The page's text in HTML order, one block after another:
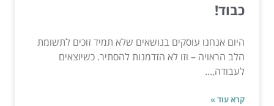
כבוד!
היום אנחנו עוסקים בנושאים שלא תמיד זוכים לתשומת
הלב הראויה – וזו לא הזדמנות להסתיר. כשיוצאים
לעבודה,...
קרא עוד »